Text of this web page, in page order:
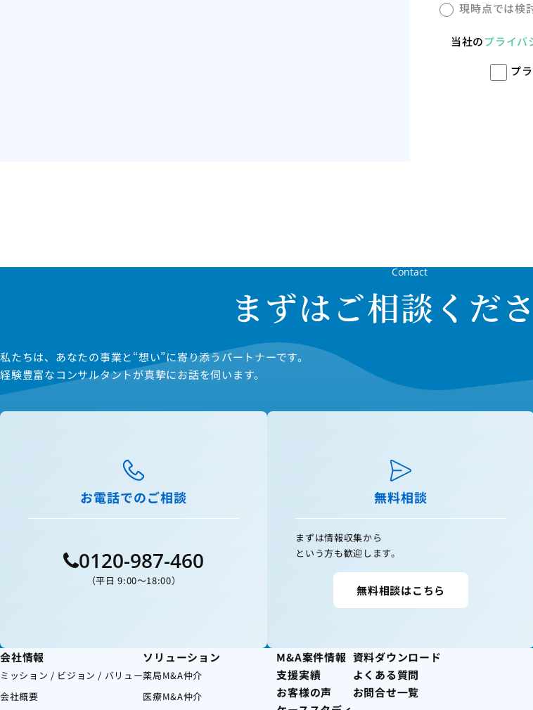
現時点では検
当社のプライバ
プ
Contact
まずはご相談くだ
私たちは、あなたの事業と“想い”に寄り添うパートナーです。
経験豊富なコンサルタントが真摯にお話を伺います。
お電話でのご相談
0120-987-460
（平日 9:00〜18:00）
無料相談
まずは情報収集から
という方も歓迎します。
無料相談はこちら
会社情報
ミッション / ビジョン / バリュー
会社概要
ソリューション
薬局M&A仲介
医療M&A仲介
M&A案件情報
支援実績
お客様の声
資料ダウンロード
よくある質問
お問合せ一覧